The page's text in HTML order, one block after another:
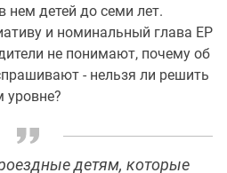
детей до семи лет.
и номинальный глава ЕР
не понимают, почему об
- нельзя ли решить
уровне?
детям, которые